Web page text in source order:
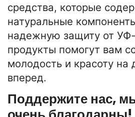
средства, которые
натуральные
надежную защиту от
продукты помогут вам
молодость и красоту на
вперед.
Поддержите нас,